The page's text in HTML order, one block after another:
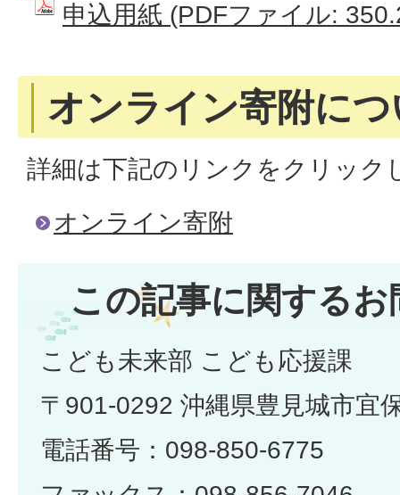
申込用紙 (PDFファイル:
オンライン寄附に
詳細は下記のリンクをクリック
オンライン寄附
この記事に関する
こども未来部 こども応援課
〒901-0292 沖縄県豊見城市宜
電話番号：098-850-6775